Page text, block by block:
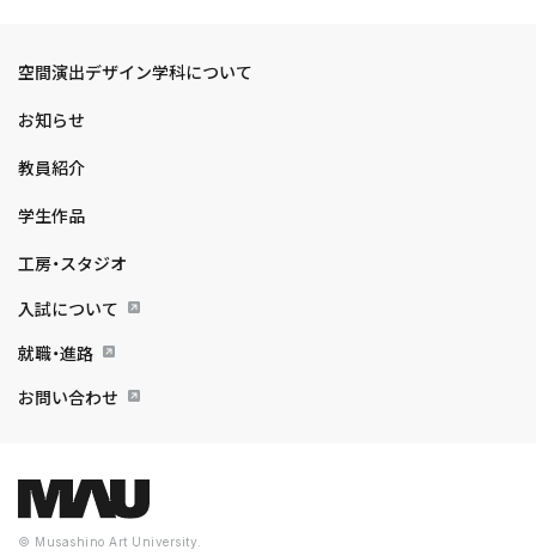
空間演出デザイン学科について
お知らせ
教員紹介
学生作品
工房・スタジオ
入試について
就職・進路
お問い合わせ
© Musashino Art University.